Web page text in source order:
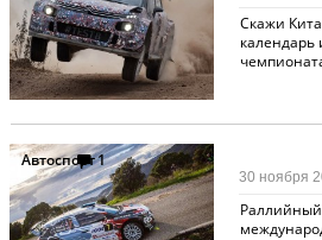
Скажи
календарь
Автоспорт1
Раллийный
30 ноября